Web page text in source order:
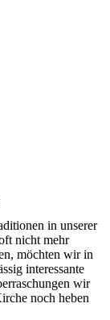
in unser­er
nicht mehr
möcht­en wir in
inter­es­sante
wir
noch heben